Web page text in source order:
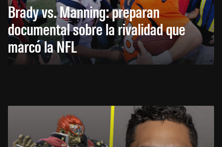
Brady vs. Manning: preparan
documental sobre la rivalidad que
marcó la NFL